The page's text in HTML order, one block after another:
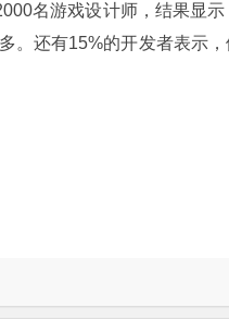
名游戏设计师，结果显
。还有15%的开发者表示